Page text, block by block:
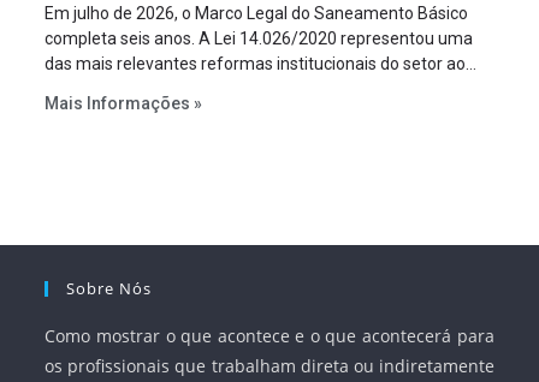
Em julho de 2026, o Marco Legal do Saneamento Básico
completa seis anos. A Lei 14.026/2020 representou uma
das mais relevantes reformas institucionais do setor ao
serviços, ampliar a participação da iniciativa privada,
Mais Informações »
Sobre Nós
Como mostrar o que acontece e o que acontecerá para
os profissionais que trabalham direta ou indiretamente